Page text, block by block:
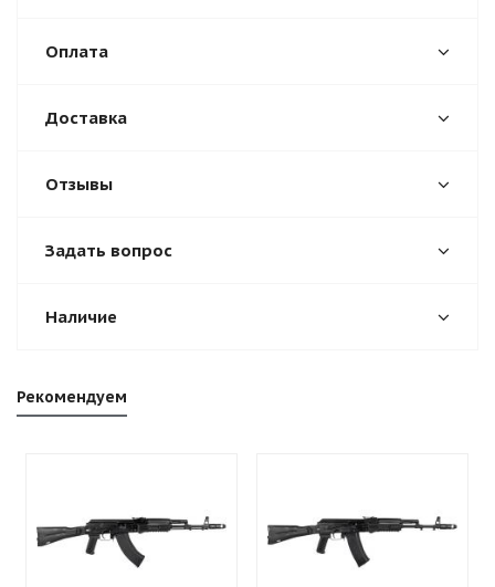
Оплата
Доставка
Отзывы
Задать вопрос
Наличие
Рекомендуем